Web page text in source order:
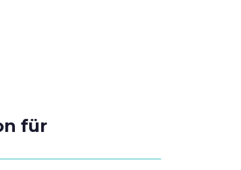
für